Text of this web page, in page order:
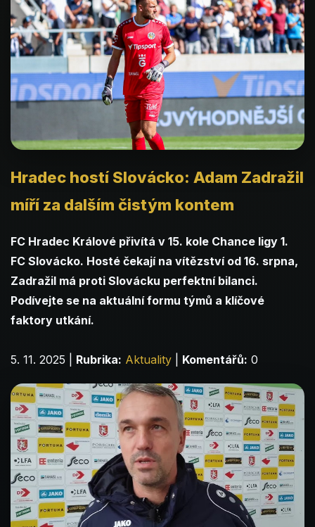
Hradec hostí Slovácko: Adam Zadražil
míří za dalším čistým kontem
FC Hradec Králové přivítá v 15. kole Chance ligy 1.
FC Slovácko. Hosté čekají na vítězství od 16. srpna,
Zadražil má proti Slovácku perfektní bilanci.
Podívejte se na aktuální formu týmů a klíčové
faktory utkání.
5. 11. 2025 Rubrika: Aktuality Komentářů: 0